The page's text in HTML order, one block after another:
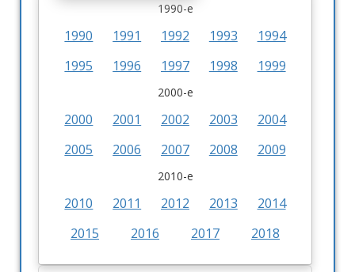
1990-е
1990 1991 1992 1993
1994
1995
1996 1997 1998 1999
2000-е
2000 2001 2002 2003
2004
2005
2006 2007 2008 2009
2010-е
2010 2011 2012 2013
2014
2015
2016 2017 2018